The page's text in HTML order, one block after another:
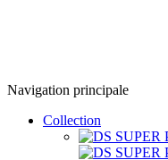
Navigation principale
Collection